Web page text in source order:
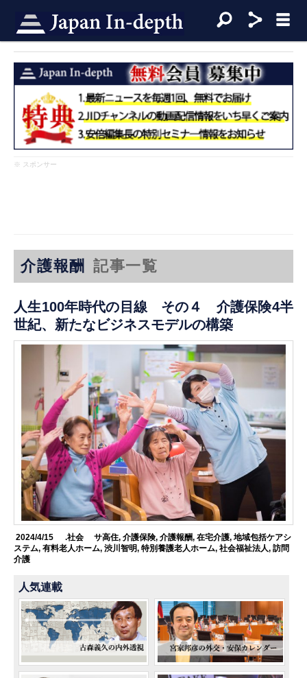
※ スポンサー
介護報酬 記事一覧
人生100年時代の目線 その４ 介護保険4半
世紀、新たなビジネスモデルの構築
2024/4/15 .社会 サ高住, 介護保険, 介護報酬, 在宅介護, 地域包括ケアシ
ステム,有料老人ホーム,渋川智明,特別養護老人ホーム,社会福祉法人,訪問
介護
人気連載